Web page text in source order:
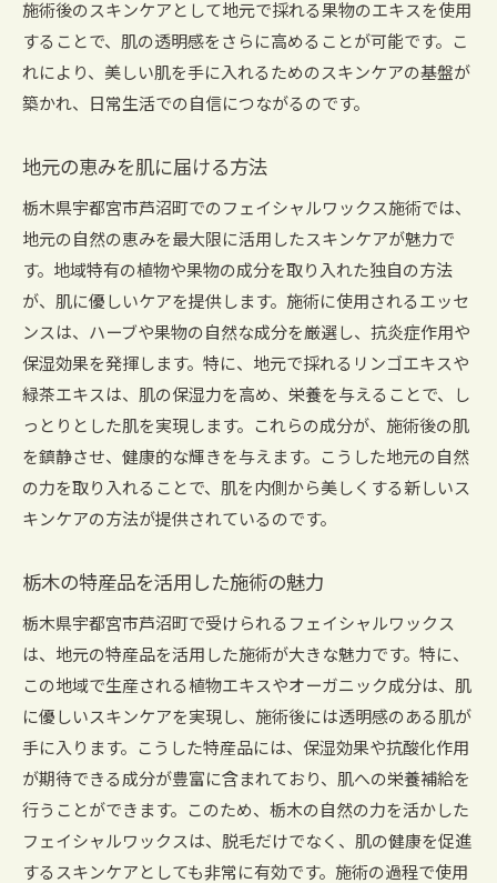
施術後のスキンケアとして地元で採れる果物のエキスを使用
することで、肌の透明感をさらに高めることが可能です。こ
れにより、美しい肌を手に入れるためのスキンケアの基盤が
築かれ、日常生活での自信につながるのです。
地元の恵みを肌に届ける方法
栃木県宇都宮市芦沼町でのフェイシャルワックス施術では、
地元の自然の恵みを最大限に活用したスキンケアが魅力で
す。地域特有の植物や果物の成分を取り入れた独自の方法
が、肌に優しいケアを提供します。施術に使用されるエッセ
ンスは、ハーブや果物の自然な成分を厳選し、抗炎症作用や
保湿効果を発揮します。特に、地元で採れるリンゴエキスや
緑茶エキスは、肌の保湿力を高め、栄養を与えることで、し
っとりとした肌を実現します。これらの成分が、施術後の肌
を鎮静させ、健康的な輝きを与えます。こうした地元の自然
の力を取り入れることで、肌を内側から美しくする新しいス
キンケアの方法が提供されているのです。
栃木の特産品を活用した施術の魅力
栃木県宇都宮市芦沼町で受けられるフェイシャルワックス
は、地元の特産品を活用した施術が大きな魅力です。特に、
この地域で生産される植物エキスやオーガニック成分は、肌
に優しいスキンケアを実現し、施術後には透明感のある肌が
手に入ります。こうした特産品には、保湿効果や抗酸化作用
が期待できる成分が豊富に含まれており、肌への栄養補給を
行うことができます。このため、栃木の自然の力を活かした
フェイシャルワックスは、脱毛だけでなく、肌の健康を促進
するスキンケアとしても非常に有効です。施術の過程で使用